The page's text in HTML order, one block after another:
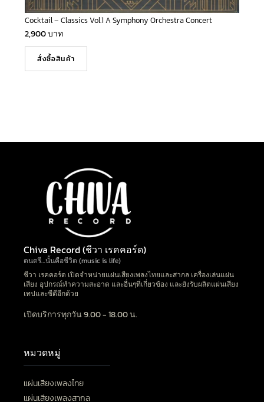
Cocktail – Classics Vol.1 A Symphony Orchestra Concert
2,900บาท
สั่งซื้อสินค้า
Chiva Record (ชีวา เรคคอร์ด)
ดนตรี…นั้นคือชีวิต (music is life)
ชีวา เรคคอร์ด เปิดจำหน่ายแผ่นเสียงเพลงไทยและสากล เครื่องเล่นแผ่น
เสียง อุปกรณ์ทำความสะอาด และอื่นๆที่เกี่ยวข้อง และยังรับผลิตแผ่นเสียง
เทปและซีดีอีกด้วย
เปิดบริการทุกวัน 9.00 - 18.00 น.
หมวดหมู่
แผ่นเสียงเพลงไทย
แผ่นเสียงเพลงสากล